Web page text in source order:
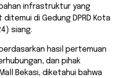
infrastruktur yang
ditemui di Gedung DPRD Kota
siang.
hasil pertemuan
dan pihak
Bekasi, diketahui bahwa